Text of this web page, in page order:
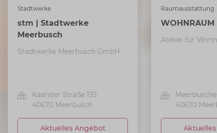
Stadtwerke
stm | Stadtwerke
Meerbusch
Stadtwerke Meerbusch GmbH
Kaarster Straße 135
40670 Meerbusch
Aktuelles Angebot
Raumausstattung
WOHNRAUM
Atelier für
40670